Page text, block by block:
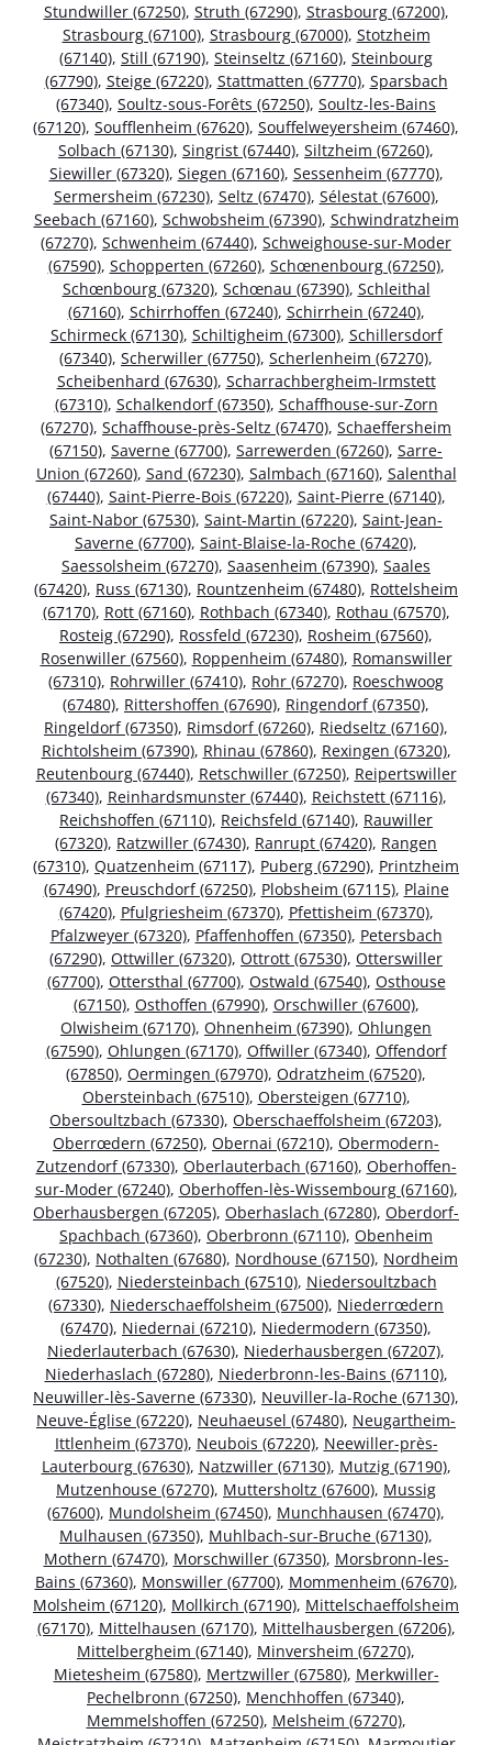
Stundwiller (67250), Struth (67290), Strasbourg (67200),
Strasbourg (67100), Strasbourg (67000), Stotzheim
(67140), Still (67190), Steinseltz (67160), Steinbourg
(67790), Steige (67220), Stattmatten (67770), Sparsbach
(67340), Soultz-sous-Forêts (67250), Soultz-les-Bains
(67120), Soufflenheim (67620), Souffelweyersheim (67460),
Solbach (67130), Singrist (67440), Siltzheim (67260),
Siewiller (67320), Siegen (67160), Sessenheim (67770),
Sermersheim (67230), Seltz (67470), Sélestat (67600),
Seebach (67160), Schwobsheim (67390), Schwindratzheim
(67270), Schwenheim (67440), Schweighouse-sur-Moder
(67590), Schopperten (67260), Schœnenbourg (67250),
Schœnbourg (67320), Schœnau (67390), Schleithal
(67160), Schirrhoffen (67240), Schirrhein (67240),
Schirmeck (67130), Schiltigheim (67300), Schillersdorf
(67340), Scherwiller (67750), Scherlenheim (67270),
Scheibenhard (67630), Scharrachbergheim-Irmstett
(67310), Schalkendorf (67350), Schaffhouse-sur-Zorn
(67270), Schaffhouse-près-Seltz (67470), Schaeffersheim
(67150), Saverne (67700), Sarrewerden (67260), Sarre-
Union (67260), Sand (67230), Salmbach (67160), Salenthal
(67440), Saint-Pierre-Bois (67220), Saint-Pierre (67140),
Saint-Nabor (67530), Saint-Martin (67220), Saint-Jean-
Saverne (67700), Saint-Blaise-la-Roche (67420),
Saessolsheim (67270), Saasenheim (67390), Saales
(67420), Russ (67130), Rountzenheim (67480), Rottelsheim
(67170), Rott (67160), Rothbach (67340), Rothau (67570),
Rosteig (67290), Rossfeld (67230), Rosheim (67560),
Rosenwiller (67560), Roppenheim (67480), Romanswiller
(67310), Rohrwiller (67410), Rohr (67270), Roeschwoog
(67480), Rittershoffen (67690), Ringendorf (67350),
Ringeldorf (67350), Rimsdorf (67260), Riedseltz (67160),
Richtolsheim (67390), Rhinau (67860), Rexingen (67320),
Reutenbourg (67440), Retschwiller (67250), Reipertswiller
(67340), Reinhardsmunster (67440), Reichstett (67116),
Reichshoffen (67110), Reichsfeld (67140), Rauwiller
(67320), Ratzwiller (67430), Ranrupt (67420), Rangen
(67310), Quatzenheim (67117), Puberg (67290), Printzheim
(67490), Preuschdorf (67250), Plobsheim (67115), Plaine
(67420), Pfulgriesheim (67370), Pfettisheim (67370),
Pfalzweyer (67320), Pfaffenhoffen (67350), Petersbach
(67290), Ottwiller (67320), Ottrott (67530), Otterswiller
(67700), Ottersthal (67700), Ostwald (67540), Osthouse
(67150), Osthoffen (67990), Orschwiller (67600),
Olwisheim (67170), Ohnenheim (67390), Ohlungen
(67590), Ohlungen (67170), Offwiller (67340), Offendorf
(67850), Oermingen (67970), Odratzheim (67520),
Obersteinbach (67510), Obersteigen (67710),
Obersoultzbach (67330), Oberschaeffolsheim (67203),
Oberrœdern (67250), Obernai (67210), Obermodern-
Zutzendorf (67330), Oberlauterbach (67160), Oberhoffen-
sur-Moder (67240), Oberhoffen-lès-Wissembourg (67160),
Oberhausbergen (67205), Oberhaslach (67280), Oberdorf-
Spachbach (67360), Oberbronn (67110), Obenheim
(67230), Nothalten (67680), Nordhouse (67150), Nordheim
(67520), Niedersteinbach (67510), Niedersoultzbach
(67330), Niederschaeffolsheim (67500), Niederrœdern
(67470), Niedernai (67210), Niedermodern (67350),
Niederlauterbach (67630), Niederhausbergen (67207),
Niederhaslach (67280), Niederbronn-les-Bains (67110),
Neuwiller-lès-Saverne (67330), Neuviller-la-Roche (67130),
Neuve-Église (67220), Neuhaeusel (67480), Neugartheim-
Ittlenheim (67370), Neubois (67220), Neewiller-près-
Lauterbourg (67630), Natzwiller (67130), Mutzig (67190),
Mutzenhouse (67270), Muttersholtz (67600), Mussig
(67600), Mundolsheim (67450), Munchhausen (67470),
Mulhausen (67350), Muhlbach-sur-Bruche (67130),
Mothern (67470), Morschwiller (67350), Morsbronn-les-
Bains (67360), Monswiller (67700), Mommenheim (67670),
Molsheim (67120), Mollkirch (67190), Mittelschaeffolsheim
(67170), Mittelhausen (67170), Mittelhausbergen (67206),
Mittelbergheim (67140), Minversheim (67270),
Mietesheim (67580), Mertzwiller (67580), Merkwiller-
Pechelbronn (67250), Menchhoffen (67340),
Memmelshoffen (67250), Melsheim (67270),